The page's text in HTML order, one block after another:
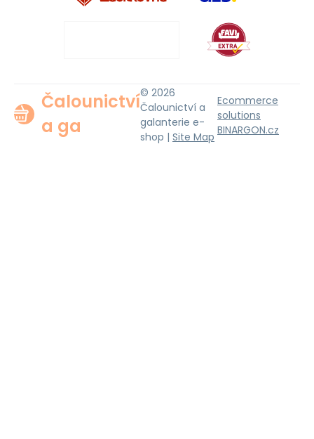
Čalounictví
a ga
© 2026
Čalounictví a
galanterie e-
shop | Site Map
Ecommerce
solutions
BINARGON.cz